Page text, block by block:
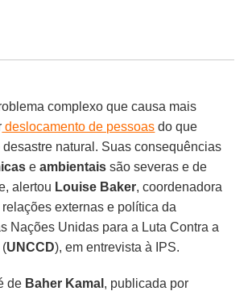
complexo que causa mais
deslocamento de pessoas do que
natural. Suas consequências
eambientais são severas e de
alertou Louise Baker, coordenadora
externas e política da
Nações Unidas para a Luta Contra a
(UNCCD), em entrevista à IPS.
de Baher Kamal , publicada por